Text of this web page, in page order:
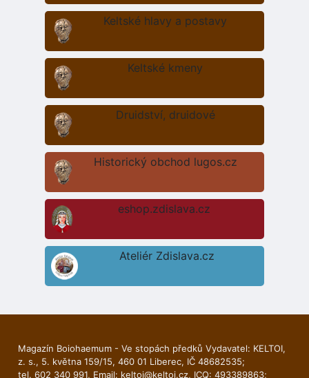
Keltské hlavy a postavy
Keltské kmeny
Druidství, druidové
Historický obchod lugos.cz
eshop.zdislava.cz
Ateliér Zdislava.cz
Magazín Boiohaemum - Ve stopách předků Vydavatel: KELTOI,
z. s., 5. května 159/15, 460 01 Liberec, IČ 48682535;
tel. 602 340 991, Email: keltoi@keltoi.cz, ICQ: 493389863;